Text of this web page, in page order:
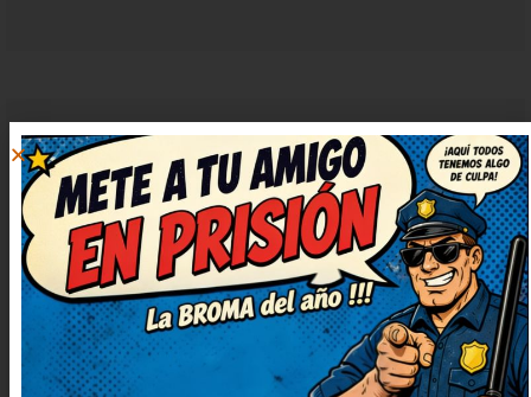
CRISTINA
19 octubre, 2024 at
20:54
RESPONDER
Vaya ocurrencia más buena, me ha
sacado una sonrisa enorme.